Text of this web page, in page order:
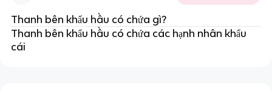
Thanh bên khẩu hầu có chứa gì?
Thanh bên khẩu hầu có chứa các hạnh nhân khẩu
cái